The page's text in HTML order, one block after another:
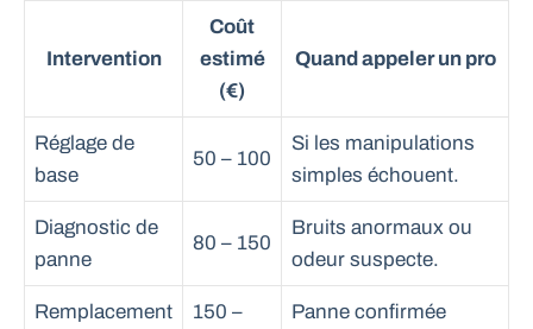
Intervention
Coût
estimé
(€)
Quand appeler un pro
Réglage de
base
50 – 100
Si les manipulations
simples échouent.
Diagnostic de
panne
80 – 150
Bruits anormaux ou
odeur suspecte.
Remplacement
150 –
Panne confirmée